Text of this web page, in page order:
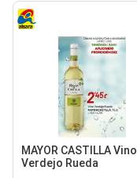
MAYOR CASTILLA Vino
Verdejo Rueda